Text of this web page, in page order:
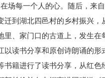
场每一个人的心。随后，来
到湖北四邑村的乡村振兴，
、家门口的古道上，发生在
以读书分享和原创诗朗诵的
书籍进行了读书分享，从红